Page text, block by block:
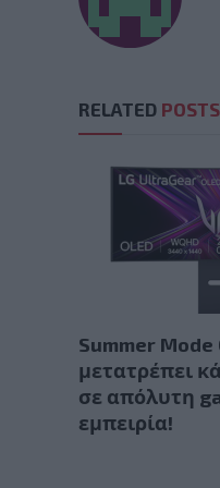
RELATED POSTS
Summer Mode
μετατρέπει
σε απόλυτη
εμπειρία!